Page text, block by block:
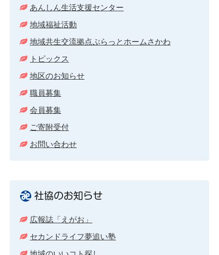
あんしん生活支援センター
地域福祉活動
地域共生交流拠点ぷらっとホームさかわ
トピックス
地区のお知らせ
職員募集
会員募集
ご寄附受付
お問い合わせ
社協のお知らせ
広報誌「えがお」
セカンドライフ夢追い塾